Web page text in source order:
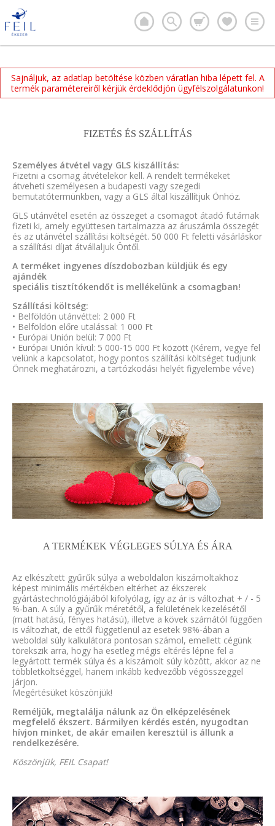
Sajnáljuk, az adatlap betöltése közben váratlan hiba lépett fel. A
termék paramétereiről kérjük érdeklődjön ügyfélszolgálatunkon!
FIZETÉS ÉS SZÁLLÍTÁS
Személyes átvétel vagy GLS kiszállítás:
Fizetni a csomag átvételekor kell. A rendelt termékeket
átveheti személyesen a budapesti vagy szegedi
bemutatótermünkben, vagy a GLS által kiszállítjuk Önhöz.
GLS utánvétel esetén az összeget a csomagot átadó futárnak
fizeti ki, amely együttesen tartalmazza az áruszámla összegét
és az utánvétel szállítási költségét. 50 000 Ft feletti vásárláskor
a szállítási díjat átvállaljuk Öntől.
A terméket ingyenes díszdobozban küldjük és egy
ajándék
speciális tisztítókendőt is mellékelünk a csomagban!
Szállítási költség:
• Belföldön utánvéttel: 2 000 Ft
• Belföldön előre utalással: 1 000 Ft
• Európai Unión belül: 7 000 Ft
• Európai Unión kívül: 5 000-15 000 Ft között (Kérem, vegye fel
velünk a kapcsolatot, hogy pontos szállítási költséget tudjunk
Önnek meghatározni, a tartózkodási helyét figyelembe véve)
A TERMÉKEK VÉGLEGES SÚLYA ÉS ÁRA
Az elkészített gyűrűk súlya a weboldalon kiszámoltakhoz
képest minimális mértékben eltérhet az ékszerek
gyártástechnológiájából kifolyólag, így az ár is változhat + / - 5
%-ban. A súly a gyűrűk méretétől, a felületének kezelésétől
(matt hatású, fényes hatású), illetve a kövek számától függően
is változhat, de ettől függetlenül az esetek 98%-ában a
weboldal súly kalkulátora pontosan számol, emellett cégünk
törekszik arra, hogy ha esetleg mégis eltérés lépne fel a
legyártott termék súlya és a kiszámolt súly között, akkor az ne
többletköltséggel, hanem inkább kedvezőbb végösszeggel
járjon.
Megértésüket köszönjük!
Reméljük, megtalálja nálunk az Ön elképzelésének
megfelelő ékszert. Bármilyen kérdés estén, nyugodtan
hívjon minket, de akár emailen keresztül is állunk a
rendelkezésére.
Köszönjük, FEIL Csapat!